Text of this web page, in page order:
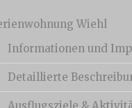
Wiehl
Informationen und
Detaillierte